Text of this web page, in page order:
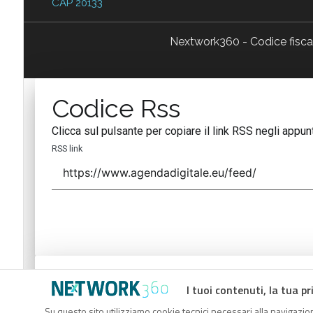
I tuoi contenuti, la tua
CAP 20133
Nextwork360 - Codice
Codice Rss
Clicca sul pulsante per copiare il link RSS negli
RSS link
Codice Rss
Clicca sul pulsante per copiare il link RSS negli